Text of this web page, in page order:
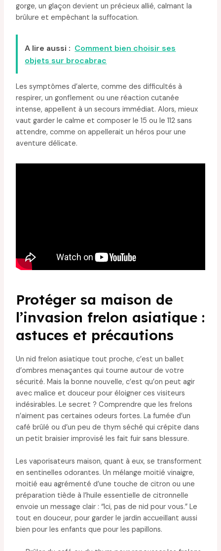
gorge, un glaçon devient un précieux allié, calmant la
brûlure et empêchant la suffocation.
A lire aussi : Comment bien choisir ses
objets sur brocabrac
Les symptômes d’alerte, comme des difficultés à
respirer, un gonflement ou une réaction cutanée
intense, appellent à un secours immédiat. Alors, mieux
vaut garder le calme et composer le 15 ou le 112 sans
attendre, comme on appellerait un héros pour une
aventure délicate.
Protéger sa maison de
l’invasion frelon asiatique :
astuces et précautions
Un nid frelon asiatique tout proche, c’est un ballet
d’ombres menaçantes qui tourne autour de votre
sécurité. Mais la bonne nouvelle, c’est qu’on peut agir
avec malice et douceur pour éloigner ces visiteurs
indésirables. Le secret ? Comprendre que les frelons
n’aiment pas certaines odeurs fortes. La fumée d’un
café brûlé ou d’un peu de thym séché qui crépite dans
un petit braisier improvisé les fait fuir sans blessure.
Les vaporisateurs maison, quant à eux, se transforment
en sentinelles odorantes. Un mélange moitié vinaigre,
moitié eau agrémenté d’une touche de citron ou une
préparation tiède à l’huile essentielle de citronnelle
envoie un message clair : “Ici, pas de nid pour vous.” Le
tout en douceur, pour garder le jardin accueillant aussi
bien pour les enfants que pour les papillons.